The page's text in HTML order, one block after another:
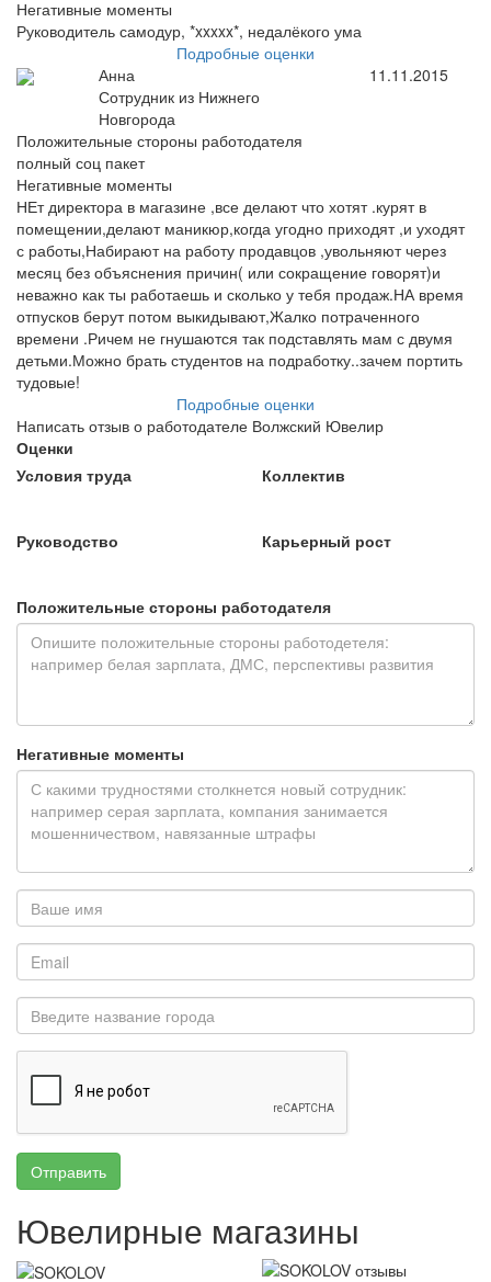
Негативные моменты
Руководитель самодур, *xxxxx*, недалёкого ума
Подробные оценки
Анна
Сотрудник из Нижнего
Новгорода
11.11.2015
Положительные стороны работодателя
полный соц пакет
Негативные моменты
НЕт директора в магазине ,все делают что хотят .курят в
помещении,делают маникюр,когда угодно приходят ,и уходят
с работы,Набирают на работу продавцов ,увольняют через
месяц без объяснения причин( или сокращение говорят)и
неважно как ты работаешь и сколько у тебя продаж.НА время
отпусков берут потом выкидывают,Жалко потраченного
времени .Ричем не гнушаются так подставлять мам с двумя
детьми.Можно брать студентов на подработку..зачем портить
тудовые!
Подробные оценки
Написать отзыв о работодателе Волжский Ювелир
Оценки
Условия труда
Коллектив
Руководство Карьерный рост
Положительные стороны работодателя
Негативные моменты
Отправить
Ювелирные магазины